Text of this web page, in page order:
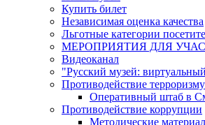
Купить билет
Независимая оценка качества
Льготные категории
МЕРОПРИЯТИЯ ДЛЯ
Видеоканал
"Русский музей:
Противодействие терроризму
Оперативный штаб в
Противодействие коррупции
Методические